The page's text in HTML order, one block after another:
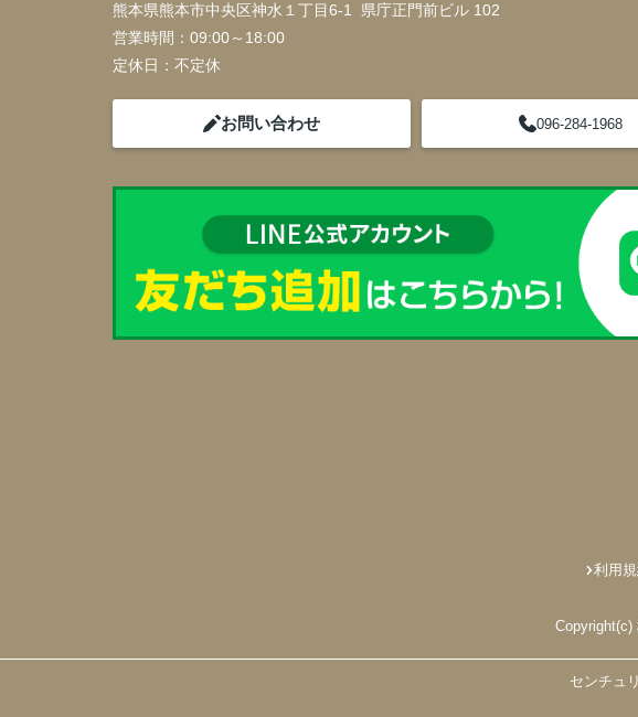
熊本県熊本市中央区神水１丁目6-1 県庁正門前ビル 102
営業時間： 09:00～18:00
定休日： 不定休
お問い合わせ 096-284-1968
利用
Copyright(c)
センチュ